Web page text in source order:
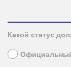
Какой статус